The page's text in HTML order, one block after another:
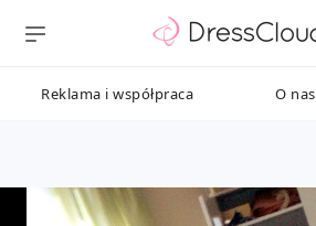
Reklama i współpraca O nas